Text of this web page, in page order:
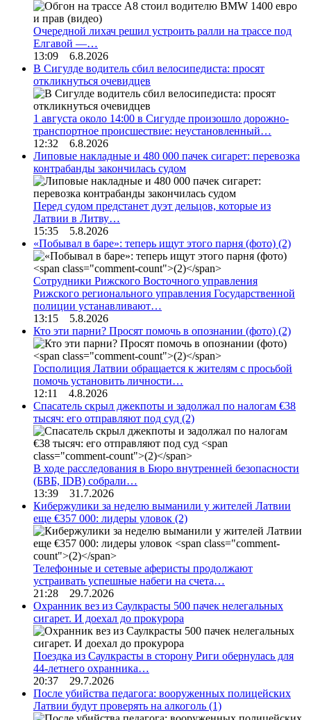
Очередной лихач решил устроить ралли на трассе под
Елгавой —…
13:09 6.8.2026
В Сигулде водитель сбил велосипедиста: просят
откликнуться очевидцев
1 августа около 14:00 в Сигулде произошло дорожно-
транспортное происшествие: неустановленный…
12:32 6.8.2026
Липовые накладные и 480 000 пачек сигарет: перевозка
контрабанды закончилась судом
Перед судом предстанет дуэт дельцов, которые из
Латвии в Литву…
15:35 5.8.2026
«Побывал в баре»: теперь ищут этого парня (фото) (2)
Сотрудники Рижского Восточного управления
Рижского регионального управления Государственной
полиции устанавливают…
13:15 5.8.2026
Кто эти парни? Просят помочь в опознании (фото) (2)
Госполиция Латвии обращается к жителям с просьбой
помочь установить личности…
12:11 4.8.2026
Спасатель скрыл джекпоты и задолжал по налогам €38
тысяч: его отправляют под суд (2)
В ходе расследования в Бюро внутренней безопасности
(БВБ, IDB) собрали…
13:39 31.7.2026
Кибержулики за неделю выманили у жителей Латвии
еще €357 000: лидеры уловок (2)
Телефонные и сетевые аферисты продолжают
устраивать успешные набеги на счета…
21:28 29.7.2026
Охранник вез из Саулкрасты 500 пачек нелегальных
сигарет. И доехал до прокурора
Поездка из Саулкрасты в сторону Риги обернулась для
44-летнего охранника…
20:37 29.7.2026
После убийства педагога: вооруженных полицейских
Латвии будут проверять на алкоголь (1)